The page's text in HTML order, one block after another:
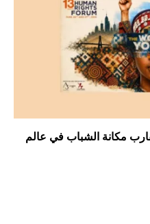
مكانة الشباب في عالم